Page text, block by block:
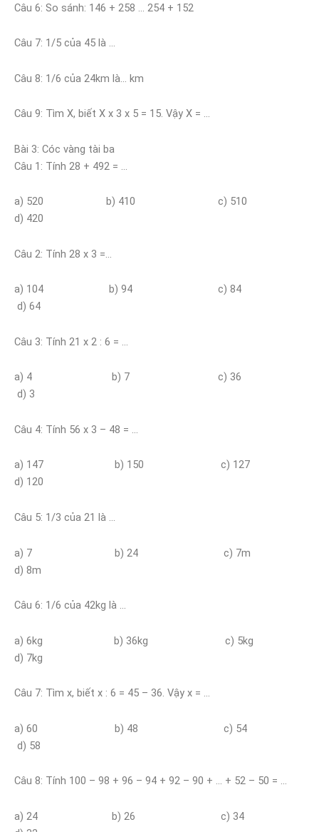
Câu 6: So sánh: 146 + 258 … 254 + 152
Câu 7: 1/5 của 45 là …
Câu 8: 1/6 của 24km là… km
Câu 9: Tìm X, biết X x 3 x 5 = 15. Vậy X = …
Bài 3: Cóc vàng tài ba
Câu 1: Tính 28 + 492 = …
a) 520 b) 410 c) 510
d) 420
Câu 2: Tính 28 x 3 =…
a) 104 b) 94 c) 84
d) 64
Câu 3: Tính 21 x 2 : 6 = …
a) 4 b) 7 c) 36
d) 3
Câu 4: Tính 56 x 3 – 48 = …
a) 147 b) 150 c) 127
d) 120
Câu 5: 1/3 của 21 là …
a) 7 b) 24 c) 7m
d) 8m
Câu 6: 1/6 của 42kg là …
a) 6kg b) 36kg c) 5kg
d) 7kg
Câu 7: Tìm x, biết x : 6 = 45 – 36. Vậy x = …
a) 60 b) 48 c) 54
d) 58
Câu 8: Tính 100 – 98 + 96 – 94 + 92 – 90 + … + 52 – 50 = …
a) 24 b) 26 c) 34